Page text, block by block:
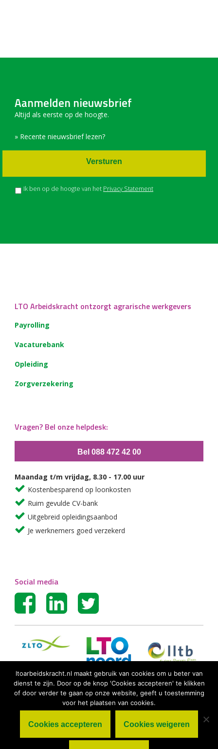
Aanmelden nieuwsbrief
Altijd als eerste op de hoogte.
» Recente nieuwsbrief lezen?
Ik ben op de hoogte van het Privacy Statement
Versturen
LTO Arbeidskracht ontzorgt agrarische werkgevers
Payrolling
Vacaturebank
Opleiding
Zorgverzekering
Vragen? Bel onze helpdesk:
Bel 088 472 42 00
Maandag t/m vrijdag, 8.30 - 17.00 uur
Kostenbesparend op loonkosten
Ruim gevulde CV-bank
Uitgebreid opleidingsaanbod
Je werknemers goed verzekerd
Social media
© LTO Arbeidskracht BV |Algemene
ltoarbeidskracht.nl maakt gebruik van cookies om u beter van
dienst te zijn. Door op de knop 'Cookies accepteren' te klikken
of door verder te gaan op onze website, geeft u toestemming
voor het plaatsen van cookies.
Cookies accepteren Cookies weigeren